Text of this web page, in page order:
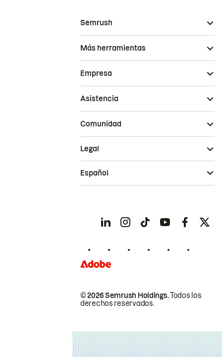
Semrush
Más herramientas
Empresa
Asistencia
Comunidad
© 2026 Semrush Holdings.Todos los
derechos reservados.
Legal
Español